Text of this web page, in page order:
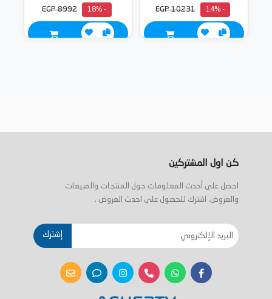
- 14%
EGP 10231
- 18%
EGP 8992
كن اول المشتركين
احصل على أحدث المعلومات حول المنتجات والمبيعات
والعروض. اشترك للحصول على احدث العروض .
إشترك